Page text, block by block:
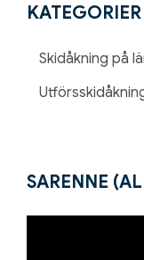
KATEGORIER
Skidåkning på
SARENNE